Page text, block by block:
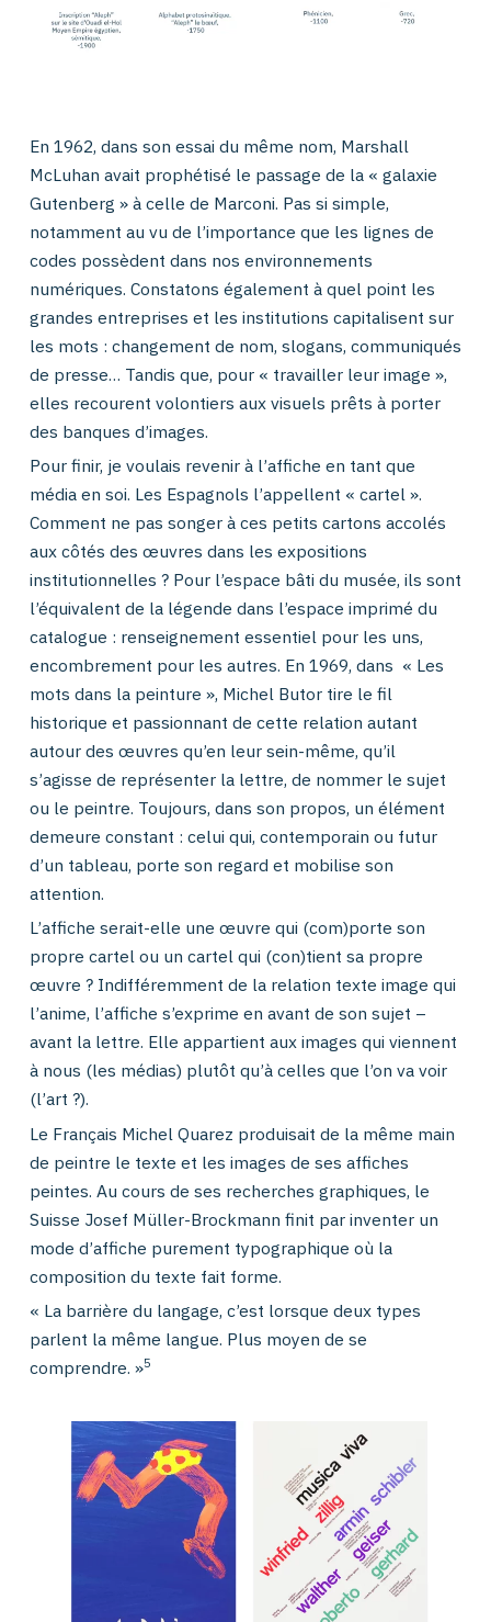
En 1962, dans son essai du même nom, Marshall
McLuhan avait prophétisé le passage de la « galaxie
Gutenberg » à celle de Marconi. Pas si simple,
notamment au vu de l’importance que les lignes de
codes possèdent dans nos environnements
numériques. Constatons également à quel point les
grandes entreprises et les institutions capitalisent sur
les mots : changement de nom, slogans, communiqués
de presse… Tandis que, pour « travailler leur image »,
elles recourent volontiers aux visuels prêts à porter
des banques d’images.
Pour finir, je voulais revenir à l’affiche en tant que
média en soi. Les Espagnols l’appellent « cartel ».
Comment ne pas songer à ces petits cartons accolés
aux côtés des œuvres dans les expositions
institutionnelles ? Pour l’espace bâti du musée, ils sont
l’équivalent de la légende dans l’espace imprimé du
catalogue : renseignement essentiel pour les uns,
encombrement pour les autres. En 1969, dans « Les
mots dans la peinture », Michel Butor tire le fil
historique et passionnant de cette relation autant
autour des œuvres qu’en leur sein-même, qu’il
s’agisse de représenter la lettre, de nommer le sujet
ou le peintre. Toujours, dans son propos, un élément
demeure constant : celui qui, contemporain ou futur
d’un tableau, porte son regard et mobilise son
attention.
L’affiche serait-elle une œuvre qui (com)porte son
propre cartel ou un cartel qui (con)tient sa propre
œuvre ? Indifféremment de la relation texte image qui
l’anime, l’affiche s’exprime en avant de son sujet –
avant la lettre. Elle appartient aux images qui viennent
à nous (les médias) plutôt qu’à celles que l’on va voir
(l’art ?).
Le Français Michel Quarez produisait de la même main
de peintre le texte et les images de ses affiches
peintes. Au cours de ses recherches graphiques, le
Suisse Josef Müller-Brockmann finit par inventer un
mode d’affiche purement typographique où la
composition du texte fait forme.
« La barrière du langage, c’est lorsque deux types
parlent la même langue. Plus moyen de se
comprendre. »5